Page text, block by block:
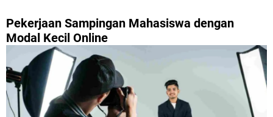
Pekerjaan Sampingan Mahasiswa dengan
Modal Kecil Online